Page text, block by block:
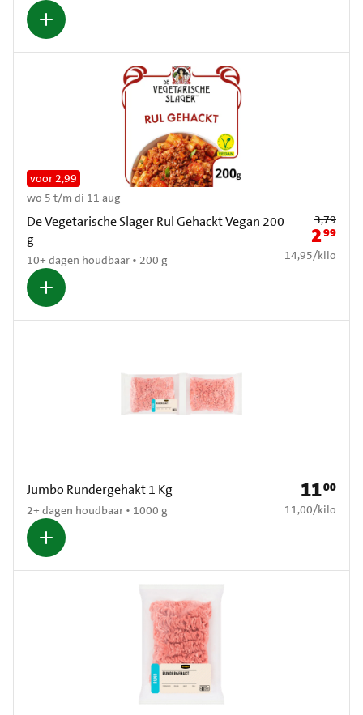
De Vegetarische Slager Rul Gehackt Vegan 200
g
10+ dagen houdbaar • 200 g
voor 2,99
wo 5 t/m di 11 aug
Oude prijs: €
3,79
Nieuwe
299
€ 14,95 per kilo
14,95/kilo
Jumbo Rundergehakt 1 Kg
2+ dagen houdbaar • 1000 g
Prijs: €
1100
€ 11,00 per kilo
11,00/kilo